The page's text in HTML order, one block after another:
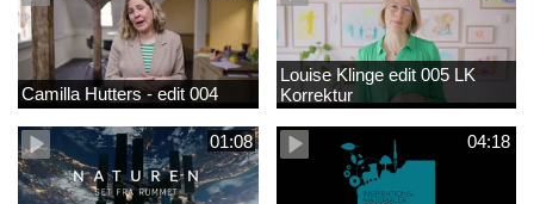
Camilla Hutters - edit 004
Louise Klinge edit 005 LK
Korrektur
01:08 04:18